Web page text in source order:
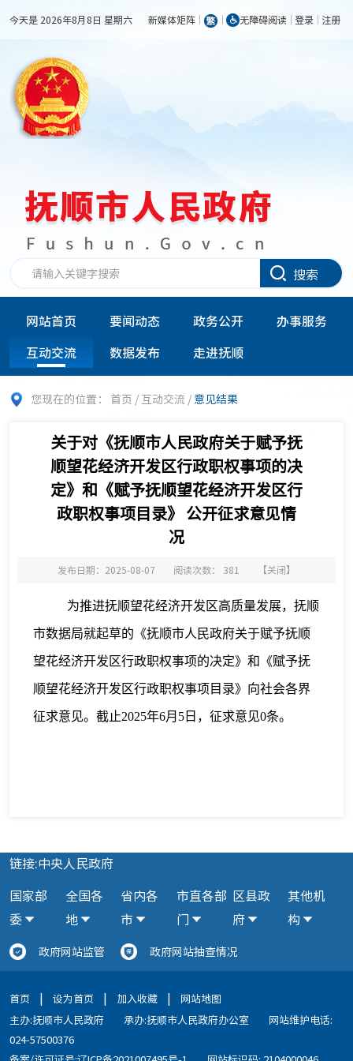
今天是 2026年8月8日 星期六 新媒体矩阵 无障碍阅读 登录 注册
搜索
网站首页 要闻动态 政务公开
办事服务
互动交流
数据发布 走进抚顺
您现在的位置： 首页 / 互动交流 / 意见结果
关于对《抚顺市人民政府关于赋予抚
顺望花经济开发区行政职权事项的决
定》和《赋予抚顺望花经济开发区行
政职权事项目录》 公开征求意见情
况
发布日期：2025-08-07 阅读次数： 381 【关闭】
为推进抚顺望花经济开发区高质量发展， 抚顺
市数据局就起草的 《抚顺市人民政府关于赋予抚顺
望花经济开发区行政职权事项的决定》和《赋予抚
顺望花经济开发区行政职权事项目录》 向社会各界
征求意见。截止2025年6月5日，征求意见0条。
链接:中央人民政府
国家部
委
全国各
地
省内各
市
市直各部
门
区县政
府
其他机
构
政府网站监管 政府网站抽查情况
首页 | 设为首页 | 加入收藏 |
网站地图
主办:抚顺市人民政府
承办:抚顺市人民政府办公室
网站维护电话:
024-57500376